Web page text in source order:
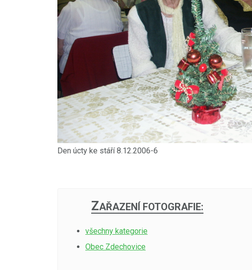
Den úcty ke stáří 8.12.2006-6
ZAŘAZENÍ FOTOGRAFIE:
všechny kategorie
Obec Zdechovice